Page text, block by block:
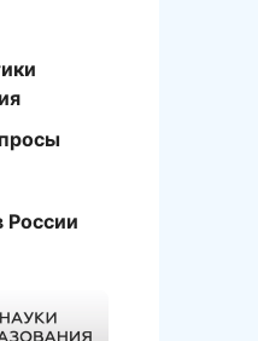
России